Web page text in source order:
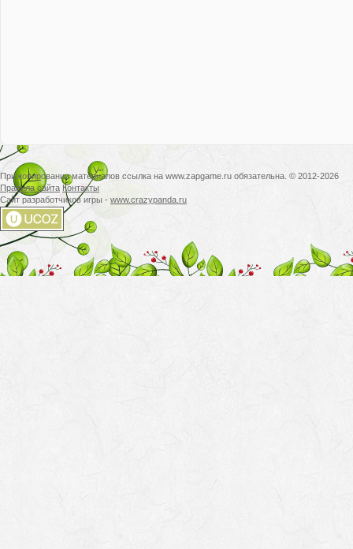
При копировании материалов ссылка на www.zapgame.ru обязательна. © 2012-2026
Правила сайта Контакты
Сайт разработчиков игры - www.crazypanda.ru